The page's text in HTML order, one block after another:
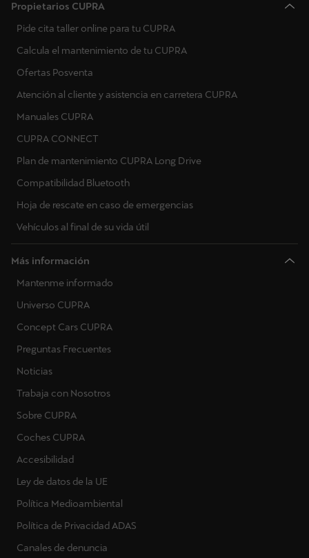
Propietarios CUPRA
Pide cita taller online para tu CUPRA
Calcula el mantenimiento de tu CUPRA
Ofertas Posventa
Atención al cliente y asistencia en carretera CUPRA
Manuales CUPRA
CUPRA CONNECT
Plan de mantenimiento CUPRA Long Drive
Compatibilidad Bluetooth
Hoja de rescate en caso de emergencias
Vehículos al final de su vida útil
Más información
Mantenme informado
Universo CUPRA
Concept Cars CUPRA
Preguntas Frecuentes
Noticias
Trabaja con Nosotros
Sobre CUPRA
Coches CUPRA
Accesibilidad
Ley de datos de la UE
Política Medioambiental
Política de Privacidad ADAS
Canales de denuncia